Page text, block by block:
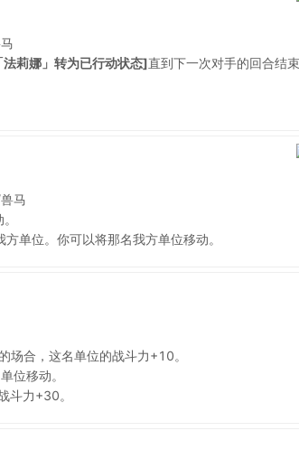
莉娜」转为已行动状态]直到下一次对手的回合结
马
单位。你可以将那名我方单位移动。
场合，这名单位的战斗力+10。
位移动。
斗力+30。